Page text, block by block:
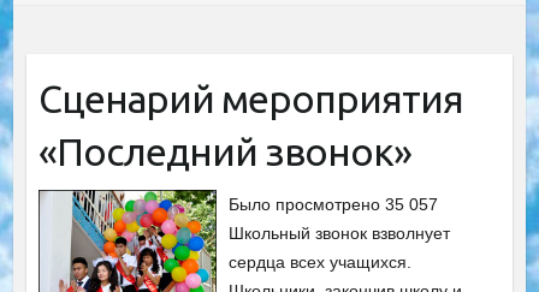
Сценарий мероприятия
«Последний звонок»
Было просмотрено 35 057
Школьный звонок взволнует
сердца всех учащихся.